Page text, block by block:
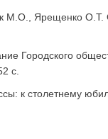
Ярещенко О.Т.
Городского
c.
к столетнему